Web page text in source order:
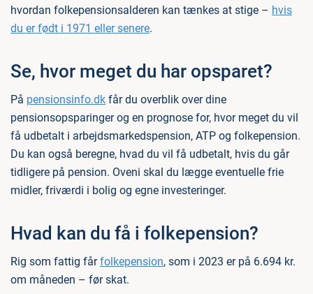
hvordan folkepensionsalderen kan tænkes at stige – hvis
du er født i 1971 eller senere.
Se, hvor meget du har opsparet?
På pensionsinfo.dk får du overblik over dine
pensionsopsparinger og en prognose for, hvor meget du vil
få udbetalt i arbejdsmarkedspension, ATP og folkepension.
Du kan også beregne, hvad du vil få udbetalt, hvis du går
tidligere på pension. Oveni skal du lægge eventuelle frie
midler, friværdi i bolig og egne investeringer.
Hvad kan du få i folkepension?
Rig som fattig fårfolkepension, som i 2023 er på 6.694 kr.
om måneden – før skat.